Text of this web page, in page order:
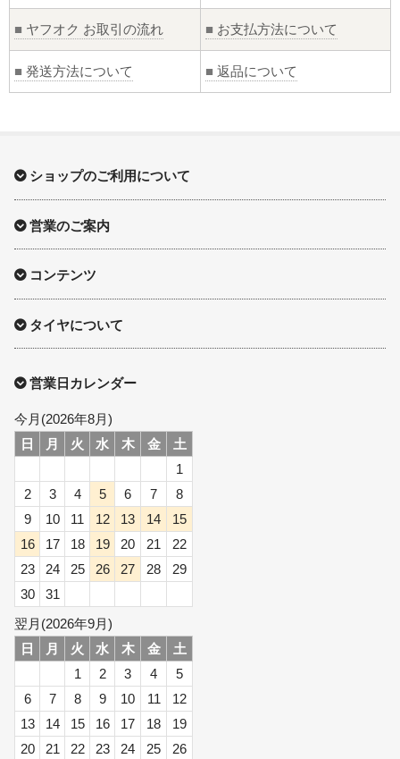
■ ヤフオク お取引の流れ ■ お支払方法について
■ 発送方法について ■ 返品について
ショップのご利用について
営業のご案内
コンテンツ
タイヤについて
営業日カレンダー
今月(2026年8月)
日
月 火 水 木 金
土
1
2
3 4 5 6 7
8
9
10 11 12 13 14
15
16
17 18 19 20 21
22
23
24 25 26 27 28
29
30
31
翌月(2026年9月)
日
月 火 水 木 金
土
1
2 3 4
5
6
7 8 9 10 11
12
13
14 15 16 17 18
19
20
21 22 23 24 25 26